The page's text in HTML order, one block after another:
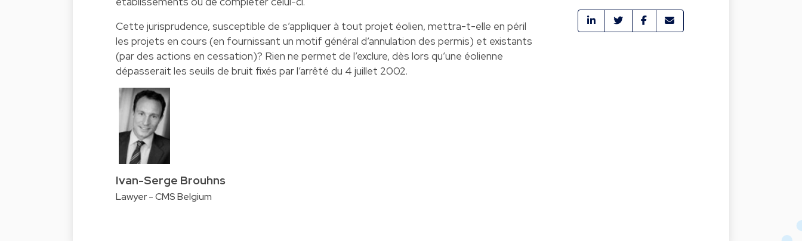
Cette jurisprudence, susceptible de s’appliquer à tout projet éolien, mettra-t-elle en péril
les projets en cours (en fournissant un motif général d’annulation des permis) et existants
(par des actions en cessation)? Rien ne permet de l’exclure, dès lors qu’une éolienne
dépasserait les seuils de bruit fixés par l’arrêté du 4 juillet 2002.
Ivan-Serge Brouhns
Lawyer - CMS Belgium